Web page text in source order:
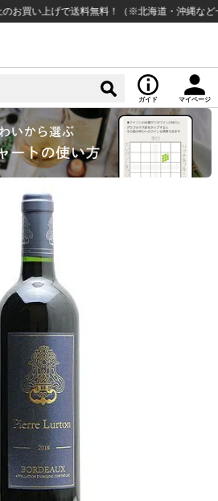
げで送料無料！（※北海道・沖縄など一部例
ガイド マイページ